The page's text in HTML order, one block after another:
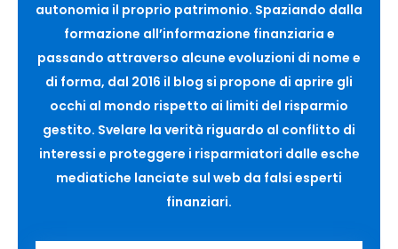
autonomia il proprio patrimonio. Spaziando dalla
formazione all’informazione finanziaria e
passando attraverso alcune evoluzioni di nome e
di forma, dal 2016 il blog si propone di aprire gli
occhi al mondo rispetto ai limiti del risparmio
gestito. Svelare la verità riguardo al conflitto di
interessi e proteggere i risparmiatori dalle esche
mediatiche lanciate sul web da falsi esperti
finanziari.